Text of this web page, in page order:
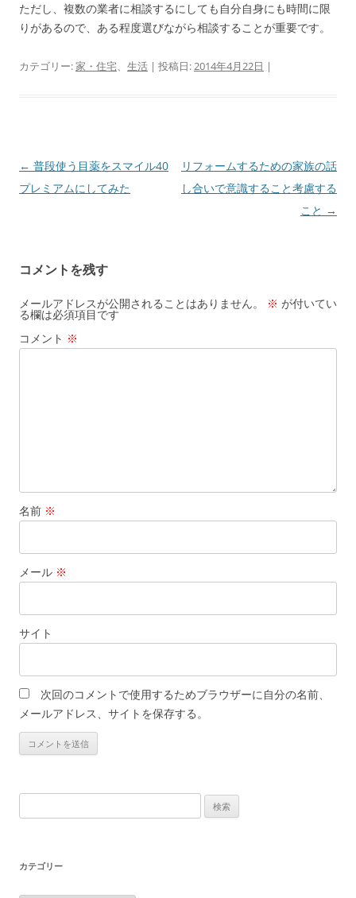
ただし、複数の業者に相談するにしても自分自身にも時間に限
りがあるので、ある程度選びながら相談することが重要です。
カテゴリー:家・住宅、 生活 | 投稿日:2014年4月22日 |
投
稿
ー
シ
ョ
ン
← 普段使う目薬をスマイル40
プレミアムにしてみた
リフォームするための家族の話
し合いで意識すること考慮する
こと →
コメントを残す
メールアドレスが公開されることはありません。 ※ が付いてい
る欄は必須項目です
コメント ※
名前 ※
メール ※
サイト
次回のコメントで使用するためブラウザーに自分の名前、
メールアドレス、サイトを保存する。
索:
カテゴリー